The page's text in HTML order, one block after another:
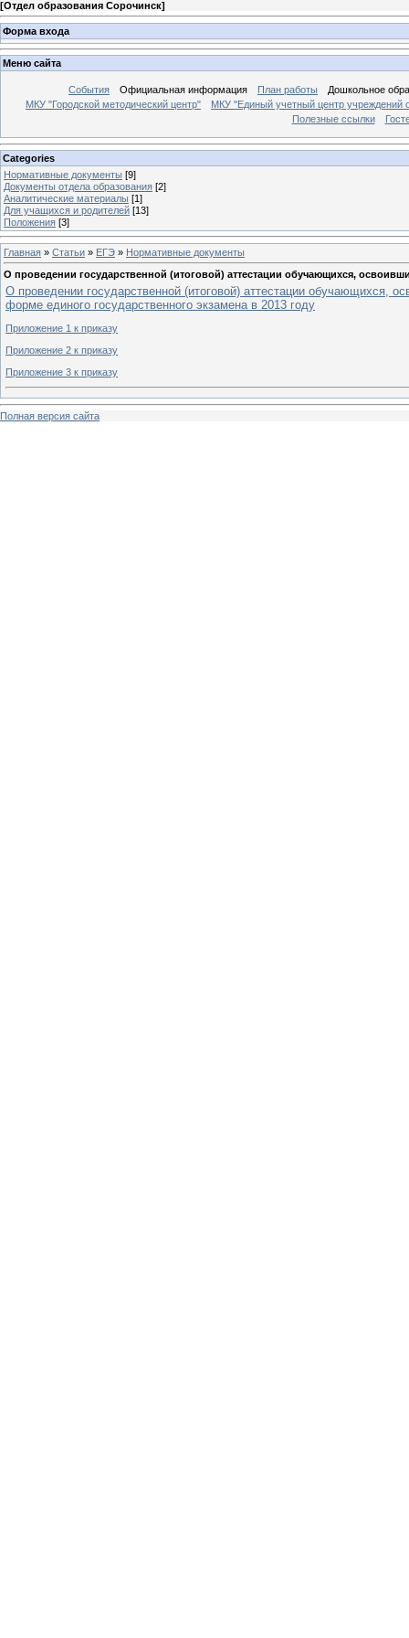
[Отдел образования Сорочинск]
Форма входа
Меню сайта
События Официальная информация План работы
Дошкольное
МКУ "Городской методический центр"
МКУ "Единый учетный центр учреждений
Полезные ссылки
Categories
Нормативные документы [9]
Документы отдела образования [2]
Аналитические материалы [1]
Для учащихся и родителей [13]
Положения [3]
Главная » Статьи » ЕГЭ » Нормативные документы
О проведении государственной (итоговой) аттестации обучающихся,
О проведении государственной (итоговой) аттестации обучающихся,
форме единого государственного экзамена в 2013 году
Приложение 1 к приказу
Приложение 2 к приказу
Приложение 3 к приказу
Полная версия сайта